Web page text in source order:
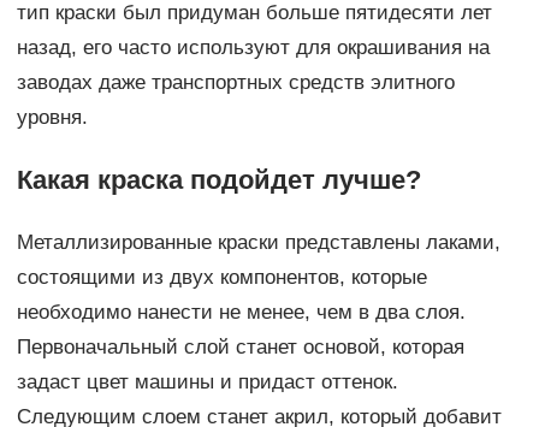
тип краски был придуман больше пятидесяти лет
назад, его часто используют для окрашивания на
заводах даже транспортных средств элитного
уровня.
Какая краска подойдет лучше?
Металлизированные краски представлены лаками,
состоящими из двух компонентов, которые
необходимо нанести не менее, чем в два слоя.
Первоначальный слой станет основой, которая
задаст цвет машины и придаст оттенок.
Следующим слоем станет акрил, который добавит